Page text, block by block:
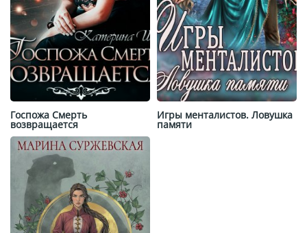
Госпожа Смерть
возвращается
Игры менталистов. Ловушка
памяти